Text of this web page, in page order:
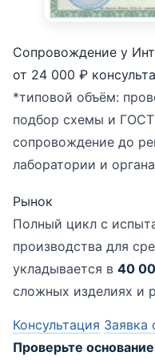
Сопровождение у
от 24 000 ₽
*типовой объём:
подбор схемы и ГОСТ
сопровождение до
лаборатории и
Рынок
Полный цикл с
производства для
укладывается в 40
сложных изделиях и
Консультация Заявка
Проверьте